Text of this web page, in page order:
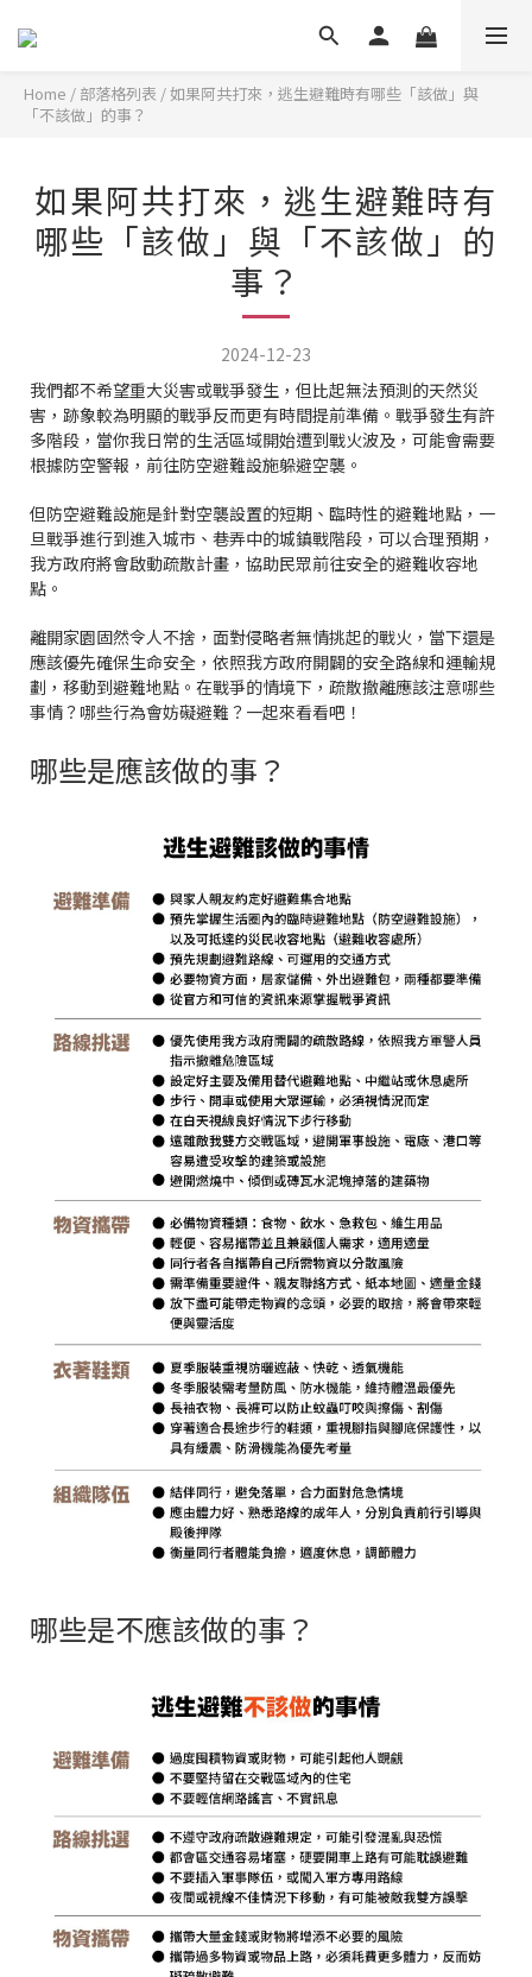
Home / 部落格列表 /如果阿共打來，逃生避難時有哪些「該做」與
「不該做」的事？
如果阿共打來，逃生避難時有
哪些「該做」與「不該做」的
事？
2024-12-23
我們都不希望重大災害或戰爭發生，但比起無法預測的天然災
害，跡象較為明顯的戰爭反而更有時間提前準備。戰爭發生有許
多階段，當你我日常的生活區域開始遭到戰火波及，可能會需要
根據防空警報，前往防空避難設施躲避空襲。
但防空避難設施是針對空襲設置的短期、臨時性的避難地點，一
旦戰爭進行到進入城市、巷弄中的城鎮戰階段，可以合理預期，
我方政府將會啟動疏散計畫，協助民眾前往安全的避難收容地
點。
離開家園固然令人不捨，面對侵略者無情挑起的戰火，當下還是
應該優先確保生命安全，依照我方政府開闢的安全路線和運輸規
劃，移動到避難地點。在戰爭的情境下，疏散撤離應該注意哪些
事情？哪些行為會妨礙避難？一起來看看吧！
哪些是應該做的事？
哪些是不應該做的事？